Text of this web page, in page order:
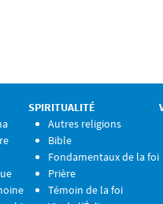
SPIRITUALITÉ
Autres religions
Bible
Fondamentaux de la foi
Prière
Témoin de la foi